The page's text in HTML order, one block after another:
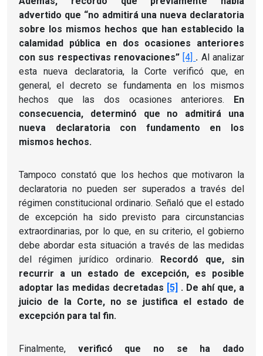
advertido que “no admitirá una nueva declaratoria
sobre los mismos hechos que han establecido la
calamidad pública en dos ocasiones anteriores
con sus respectivas renovaciones” [4] . Al analizar
esta nueva declaratoria, la Corte verificó que, en
general, el decreto se fundamenta en los mismos
hechos que las dos ocasiones anteriores. En
consecuencia, determinó que no admitirá una
nueva declaratoria con fundamento en los
mismos hechos.
Tampoco constató que los hechos que motivaron la
declaratoria no pueden ser superados a través del
régimen constitucional ordinario. Señaló que el estado
de excepción ha sido previsto para circunstancias
extraordinarias, por lo que, en su criterio, el gobierno
debe abordar esta situación a través de las medidas
del régimen jurídico ordinario. Recordó que, sin
recurrir a un estado de excepción, es posible
adoptar las medidas decretadas [5] . De ahí que, a
juicio de la Corte, no se justifica el estado de
excepción para tal fin.
Finalmente, verificó que no se ha dado